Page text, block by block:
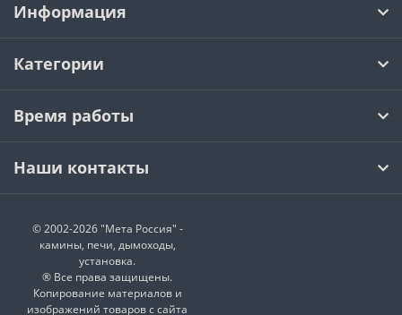
Информация
Категории
Время работы
Наши контакты
© 2002-2026 "Мета Россия" -
камины, печи, дымоходы,
установка.
® Все права защищены.
Копирование материалов и
изображений товаров с сайта